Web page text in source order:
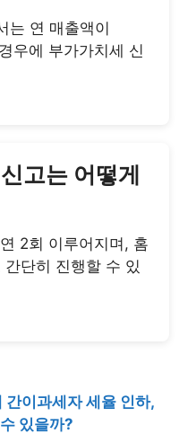
는 연 매출액이
우에 부가가치세 신
고는 어떻게
2회 이루어지며, 홈
단히 진행할 수 있
이과세자 세율 인하,
있을까?